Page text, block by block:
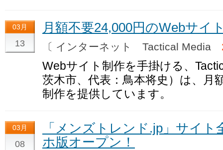
03月
13
月額不要24,000円のWebサイ
〔 インターネット Tactical Media
Webサイト制作を手掛ける、
茨木市、代表：鳥本将史）は、月
制作を提供しています。
03月
08
「メンズトレンド.jp」サイ
ホ版オープン！